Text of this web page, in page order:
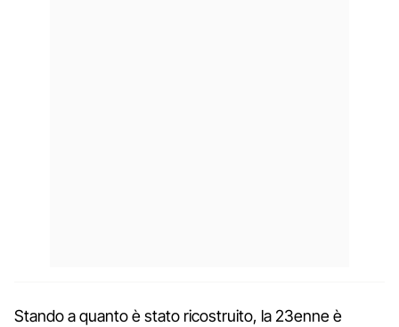
Stando a quanto è stato ricostruito, la 23enne è